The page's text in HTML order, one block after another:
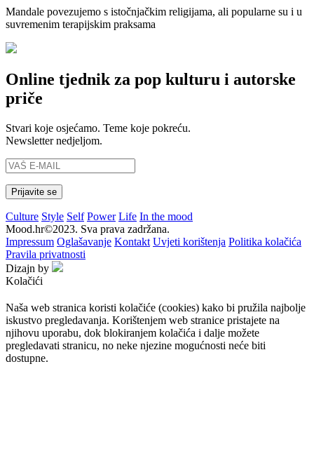
Mandale povezujemo s istočnjačkim religijama, ali popularne su i u
suvremenim terapijskim praksama
Online tjednik za pop kulturu i autorske
priče
Stvari koje osjećamo. Teme koje pokreću.
Newsletter nedjeljom.
Culture Style Self Power Life In the mood
Mood.hr©2023. Sva prava zadržana.
Impressum Oglašavanje Kontakt Uvjeti korištenja Politika kolačića
Pravila privatnosti
Dizajn by
Kolačići
Naša web stranica koristi kolačiće (cookies) kako bi pružila najbolje
iskustvo pregledavanja. Korištenjem web stranice pristajete na
njihovu uporabu, dok blokiranjem kolačića i dalje možete
pregledavati stranicu, no neke njezine mogućnosti neće biti
dostupne.